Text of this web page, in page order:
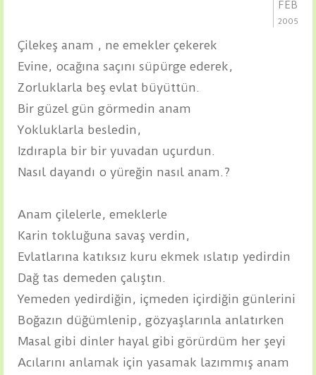
FEB
2005
Çilekeş anam , ne emekler çekerek
Evine, ocağına saçını süpürge ederek,
Zorluklarla beş evlat büyüttün.
Bir güzel gün görmedin anam
Yokluklarla besledin,
Izdırapla bir bir yuvadan uçurdun.
Nasıl dayandı o yüreğin nasıl anam.?
Anam çilelerle, emeklerle
Karin tokluğuna savaş verdin,
Evlatlarına katıksız kuru ekmek ıslatıp yedirdin
Dağ tas demeden çalıştın.
Yemeden yedirdiğin, içmeden içirdiğin günlerini
Boğazın düğümlenip, gözyaşlarınla anlatırken
Masal gibi dinler hayal gibi görürdüm her şeyi
Acılarını anlamak için yasamak lazımmış anam